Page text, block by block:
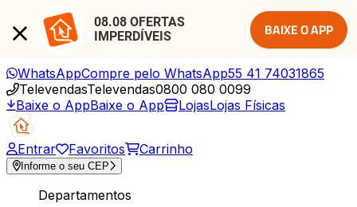
08.08 OFERTAS
IMPERDÍVEIS
BAIXE O APP
WhatsAppCompre pelo WhatsApp55 41 74031865
TelevendasTelevendas0800 080 0099
Baixe o AppBaixe o App LojasLojas Físicas
Entrar Favoritos Carrinho
Informe o seu CEP
Departamentos